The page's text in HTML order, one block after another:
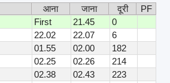
आना जाना दूरी
PF
First 21.45
0
22.02 22.07
6
01.55 02.00
182
02.25 02.26
214
02.38 02.43
223